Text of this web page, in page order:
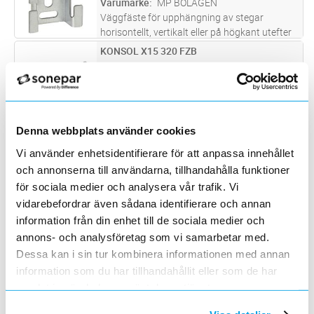
Denna webbplats använder cookies
Vi använder enhetsidentifierare för att anpassa innehållet
och annonserna till användarna, tillhandahålla funktioner
för sociala medier och analysera vår trafik. Vi
vidarebefordrar även sådana identifierare och annan
information från din enhet till de sociala medier och
annons- och analysföretag som vi samarbetar med.
Dessa kan i sin tur kombinera informationen med annan
information som du har tillhandahållit eller som de har
samlat in när du har använt deras tjänster.
Varumärke
MP BOLAGEN
Väggfäste för upphängning av stegar
horisontellt, vertikalt eller på högkant utefter
väggar. Främst avsedd för bredderna 55 och
ST Lägg i kundvagn
KONSOL X15 320 FZB
smidigare installation, hålbilden är även
pendling behöver utföras....läs mer
ST Lägg i kundvagn
KOMBIBESLAG B21-90GR D5 FZV
Varumärke WIBE
Kombibeslag B21-90 Fzv används för
anslutning till traditionella kabelstegar.
ST Lägg i kundvagn
VÄGGFÄSTE MINI VIT
ArtNr 1116586
Varumärke
MP BOLAGEN
Väggfäste för upphängning av stegar
horisontellt, vertikalt eller på högkant utefter
75 mm.
ST Lägg i kundvagn